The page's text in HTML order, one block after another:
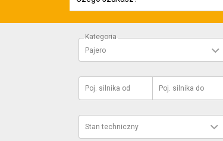
Kategoria
Pajero
Poj. silnika od Poj. silnika do
Stan techniczny